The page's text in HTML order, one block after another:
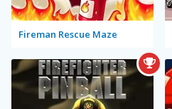
Fireman Rescue Maze